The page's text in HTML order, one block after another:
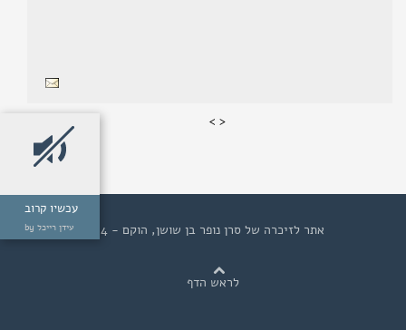
<
>
אתר לזיכרה של סרן נופר בן שושן, הוקם - 2014
עכשיו קרוב
by עידן רייכל